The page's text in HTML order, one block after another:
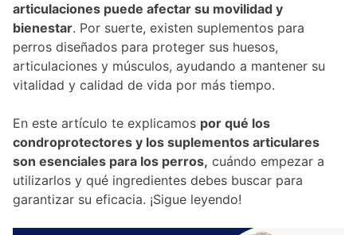
articulaciones puede afectar su movilidad y
bienestar. Por suerte, existen suplementos para
perros diseñados para proteger sus huesos,
articulaciones y músculos, ayudando a mantener su
vitalidad y calidad de vida por más tiempo.
En este artículo te explicamos por qué los
condroprotectores y los suplementos articulares
son esenciales para los perros, cuándo empezar a
utilizarlos y qué ingredientes debes buscar para
garantizar su eficacia. ¡Sigue leyendo!